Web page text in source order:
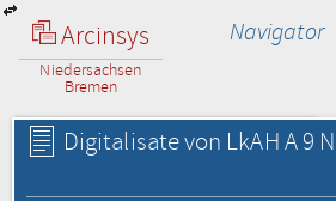
Arcinsys
Niedersachsen
Bremen
Navigator
Digitalisate von LkAH A 9